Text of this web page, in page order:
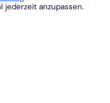
aachen.de